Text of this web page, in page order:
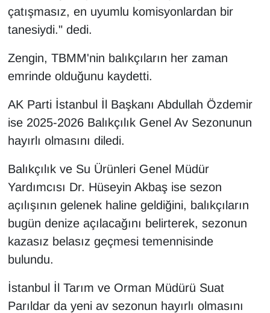
çatışmasız, en uyumlu komisyonlardan bir
tanesiydi." dedi.
Zengin, TBMM'nin balıkçıların her zaman
emrinde olduğunu kaydetti.
AK Parti İstanbul İl Başkanı Abdullah Özdemir
ise 2025-2026 Balıkçılık Genel Av Sezonunun
hayırlı olmasını diledi.
Balıkçılık ve Su Ürünleri Genel Müdür
Yardımcısı Dr. Hüseyin Akbaş ise sezon
açılışının gelenek haline geldiğini, balıkçıların
bugün denize açılacağını belirterek, sezonun
kazasız belasız geçmesi temennisinde
bulundu.
İstanbul İl Tarım ve Orman Müdürü Suat
Parıldar da yeni av sezonun hayırlı olmasını